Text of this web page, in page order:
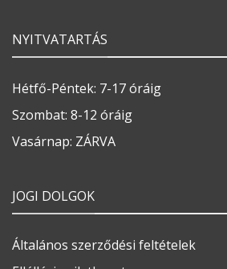
NYITVATARTÁS
Hétfő-Péntek: 7-17 óráig
Szombat: 8-12 óráig
Vasárnap: ZÁRVA
JOGI DOLGOK
Általános szerződési feltételek